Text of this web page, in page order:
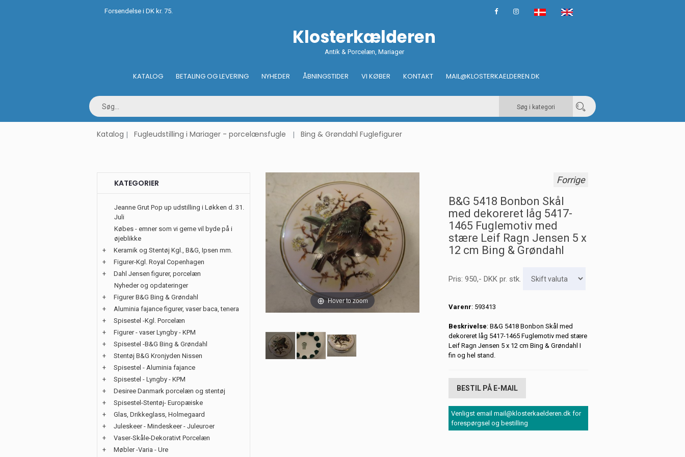
Forsendelse i DK kr. 75.
Klosterkælderen
Antik & Porcelæn, Mariager
KATALOG BETALING OG LEVERING NYHEDER ÅBNINGSTIDER VI KØBER KONTAKT MAIL@KLOSTERKAELDEREN.DK
Søg i kategori
Katalog Fugleudstilling i Mariager - porcelænsfugle Bing & Grøndahl Fuglefigurer
KATEGORIER
Jeanne Grut Pop up udstilling i Løkken d. 31.
Juli
Købes - emner som vi gerne vil byde på i
øjeblikke
+
Keramik og Stentøj Kgl., B&G, Ipsen mm.
+
Figurer-Kgl. Royal Copenhagen
+
Dahl Jensen figurer, porcelæn
Nyheder og opdateringer
+
Figurer B&G Bing & Grøndahl
+
Aluminia fajance figurer, vaser baca, tenera
+
Spisestel -Kgl. Porcelæn
+
Figurer - vaser Lyngby - KPM
+
Spisestel -B&G Bing & Grøndahl
+
Stentøj B&G Kronjyden Nissen
+
Spisestel - Aluminia fajance
+
Spisestel - Lyngby - KPM
+
Desiree Danmark porcelæn og stentøj
+
Spisestel-Stentøj- Europæiske
+
Glas, Drikkeglass, Holmegaard
+
Juleskeer - Mindeskeer - Juleuroer
+
Vaser-Skåle-Dekorativt Porcelæn
+
Møbler -Varia - Ure
Hover to zoom
Forrige
B&G 5418 Bonbon Skål
med dekoreret låg 5417-
1465 Fuglemotiv med
stære Leif Ragn Jensen 5 x
12 cm Bing & Grøndahl
Pris: 950,- DKKpr. stk.
Varenr: 593413
Beskrivelse: B&G 5418 Bonbon Skål med
dekoreret låg 5417-1465 Fuglemotiv med stære
Leif Ragn Jensen 5 x 12 cm Bing & Grøndahl I
fin og hel stand.
BESTIL PÅ E-MAIL
Venligst email mail@klosterkaelderen.dk for
forespørgsel og bestilling